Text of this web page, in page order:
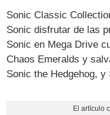
Sonic Classic
Sonic disfrutar de las
Sonic en Mega Drive
Chaos Emeralds y
Sonic the Hedgehog,